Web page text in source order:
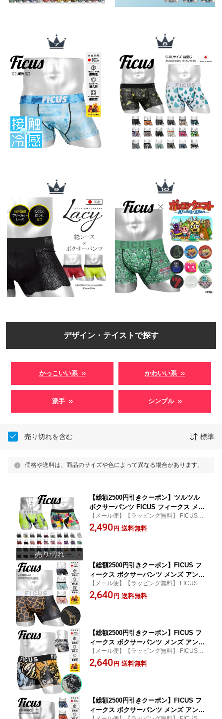
デザイン・テイストで探す
かっこいい系 ›› かわいい系 ››
派手 ›› シンプル ››
売り切れを含む 標準
価格や送料は、商品のサイズや色によって異なる場合があります。
【総額2500円引きクーポン】ツルツル
ボクサーパンツ FICUS フィークス メン
ズ アンダーウェア 下着 速乾 おしゃれ
かわいい 当店限定 アニマル柄 動物 フ
【メール便】【ラッピング無料】 FICUS/フ
ィークス メンズ ボクサーパンツ
2,490 円 送料無料
【総額2500円引きクーポン】FICUS フ
ィークス ボクサーパンツ メンズ アンダ
ーウェア 下着 おしゃれ かわいい 速乾
キリン ジラフ シマウマ ゼブラ アニマ
【メール便】【ラッピング無料】 FICUS/フ
ィークス メンズ ボクサーパンツ
2,640 円 送料無料
【総額2500円引きクーポン】FICUS フ
ィークス ボクサーパンツ メンズ アンダ
ーウェア 下着 おしゃれ かわいい 速乾
虎 トラ 干支 アニマル タイガー 当店限
【メール便】【ラッピング無料】 FICUS/フ
ィークス メンズ ボクサーパンツ
2,640 円 送料無料
【総額2500円引きクーポン】FICUS フ
ィークス ボクサーパンツ メンズ アンダ